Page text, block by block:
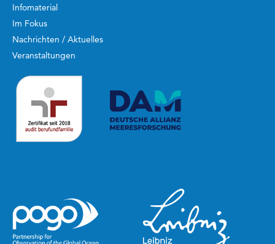
Infomaterial
Im Fokus
Nachrichten / Aktuelles
Veranstaltungen